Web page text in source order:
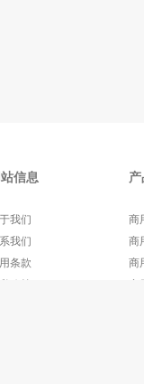
信息
我们
我们
条款
政策
商
商
商